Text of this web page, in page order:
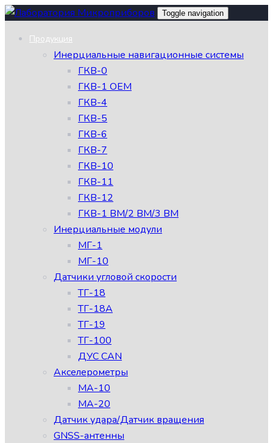
Skip
Skip
primary
navigation
Toggle navigation
Продукция
Инерциальные навигационные системы
ГКВ-0
ГКВ-1 OEM
ГКВ-4
ГКВ-5
ГКВ-6
ГКВ-7
ГКВ-10
ГКВ-11
ГКВ-12
ГКВ-1 ВМ/2 ВМ/3 ВМ
Инерциальные модули
МГ-1
МГ-10
Датчики угловой скорости
ТГ-18
ТГ-18А
ТГ-19
ТГ-100
ДУС CAN
Акселерометры
МА-10
МА-20
Датчик удара/Датчик вращения
GNSS-антенны